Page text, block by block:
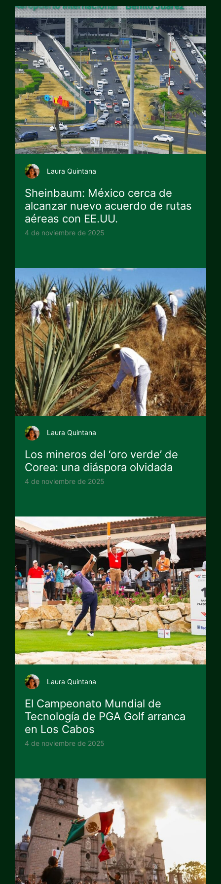
Laura Quintana
Sheinbaum: México cerca de
alcanzar nuevo acuerdo de rutas
aéreas con EE.UU.
4 de noviembre de 2025
Laura Quintana
Los mineros del ‘oro verde’ de
Corea: una diáspora olvidada
4 de noviembre de 2025
Laura Quintana
El Campeonato Mundial de
Tecnología de PGA Golf arranca
en Los Cabos
4 de noviembre de 2025